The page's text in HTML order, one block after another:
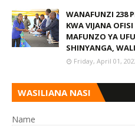
WANAFUNZI 238
KWA VIJANA
MAFUNZO YA
SHINYANGA,
Friday, April 01,
WASILIANA NASI
Name